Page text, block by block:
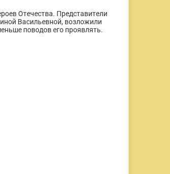
Отечества. Представители
Васильевной, возложили
поводов его проявлять.